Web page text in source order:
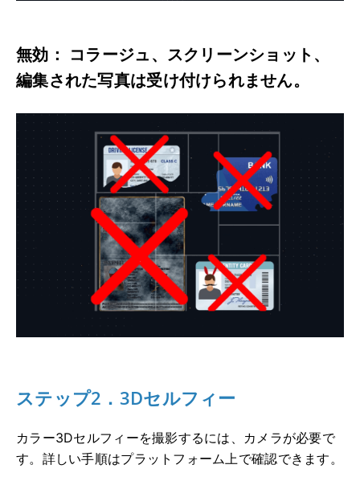
無効： コラージュ、スクリーンショット、
編集された写真は受け付けられません。
ステップ2．3Dセルフィー
カラー3Dセルフィーを撮影するには、カメラが必要で
す。詳しい手順はプラットフォーム上で確認できます。